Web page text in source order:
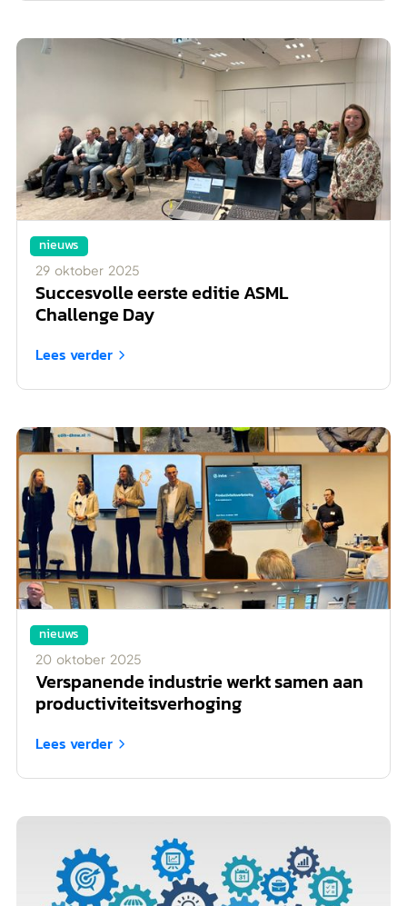
nieuws
29 oktober 2025
Succesvolle eerste editie ASML
Challenge Day
Lees verder 
nieuws
20 oktober 2025
Verspanende industrie werkt samen aan
productiviteitsverhoging
Lees verder 